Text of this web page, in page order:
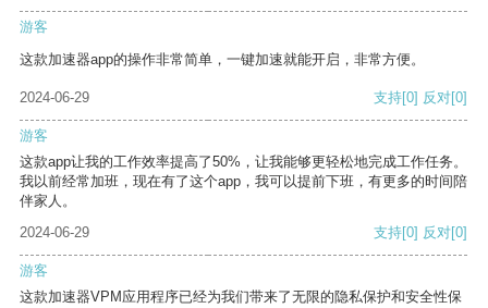
游客
这款加速器app的操作非常简单，一键加速就能开启，非常方便。
2024-06-29 支持[0] 反对[0]
游客
这款app让我的工作效率提高了50%，让我能够更轻松地完成工作任务。
我以前经常加班，现在有了这个app，我可以提前下班，有更多的时间陪
伴家人。
2024-06-29
支持[0] 反对[0]
游客
这款加速器VPM应用程序已经为我们带来了无限的隐私保护和安全性保